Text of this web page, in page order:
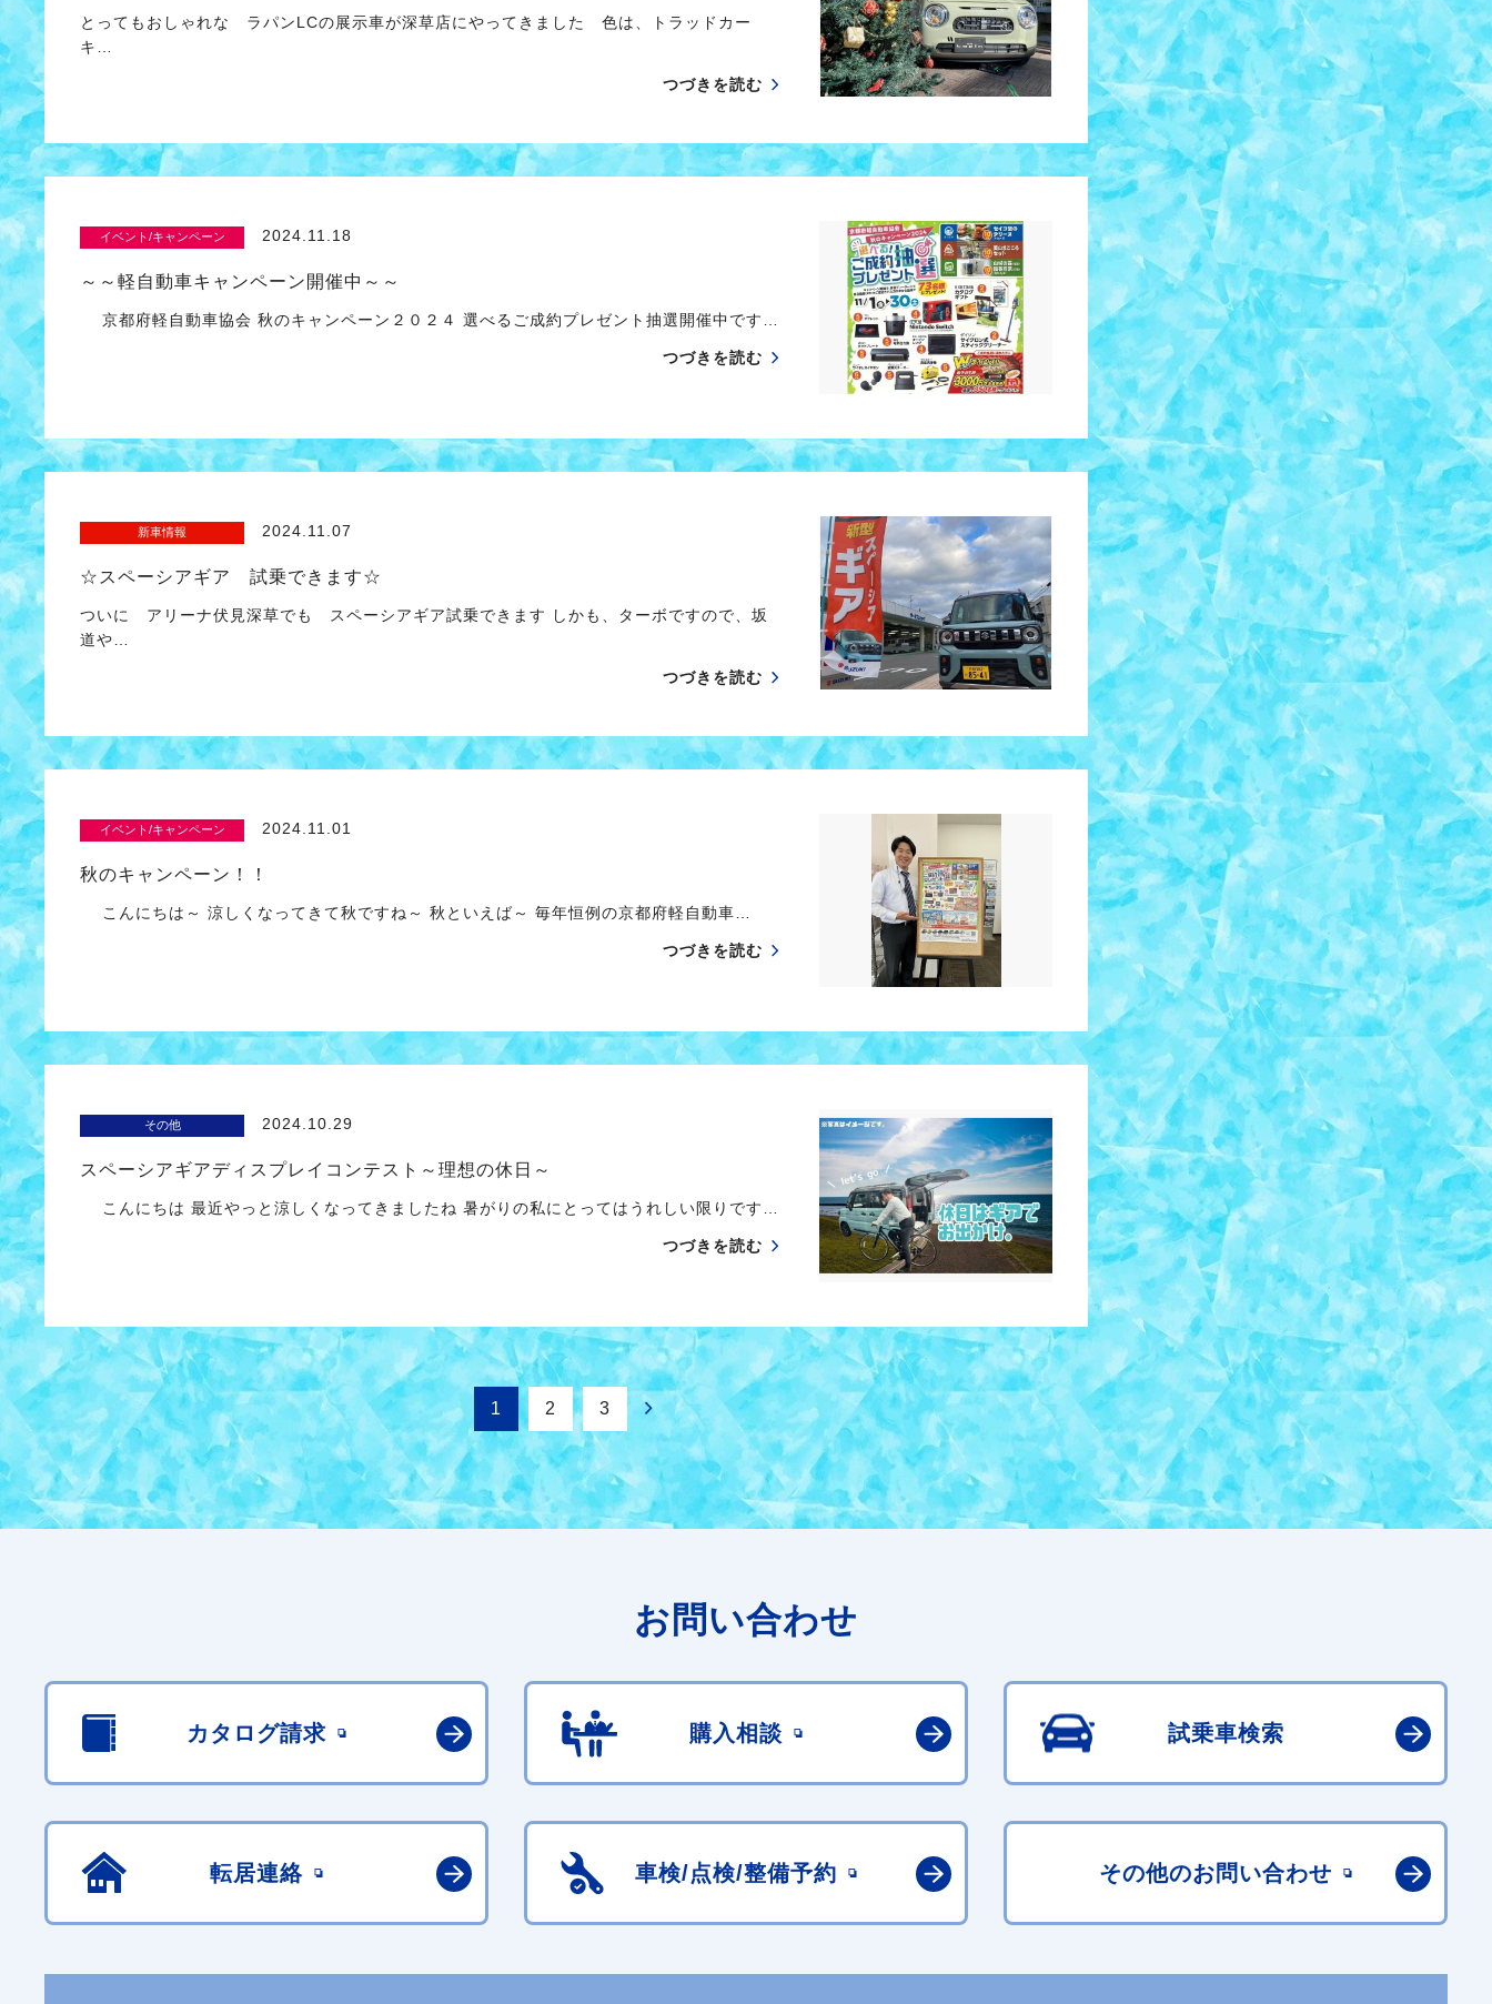
とってもおしゃれな ラパンLCの展示車が深草店にやってきました 色は、トラッドカー
キ…
つづきを読む
イベント/キャンペーン 2024.11.18
～～軽自動車キャンペーン開催中～～
京都府軽自動車協会 秋のキャンペーン２０２４ 選べるご成約プレゼント抽選開催中です…
つづきを読む
新車情報 2024.11.07
☆スペーシアギア 試乗できます☆
ついに アリーナ伏見深草でも スペーシアギア試乗できます しかも、ターボですので、坂
道や…
つづきを読む
イベント/キャンペーン 2024.11.01
秋のキャンペーン！！
こんにちは～ 涼しくなってきて秋ですね～ 秋といえば～ 毎年恒例の京都府軽自動車…
つづきを読む
その他 2024.10.29
スペーシアギアディスプレイコンテスト～理想の休日～
こんにちは 最近やっと涼しくなってきましたね 暑がりの私にとってはうれしい限りです…
つづきを読む
1 2 3
お問い合わせ
カタログ請求 購入相談 試乗車検索
転居連絡 車検/点検/整備予約 その他のお問い合わせ